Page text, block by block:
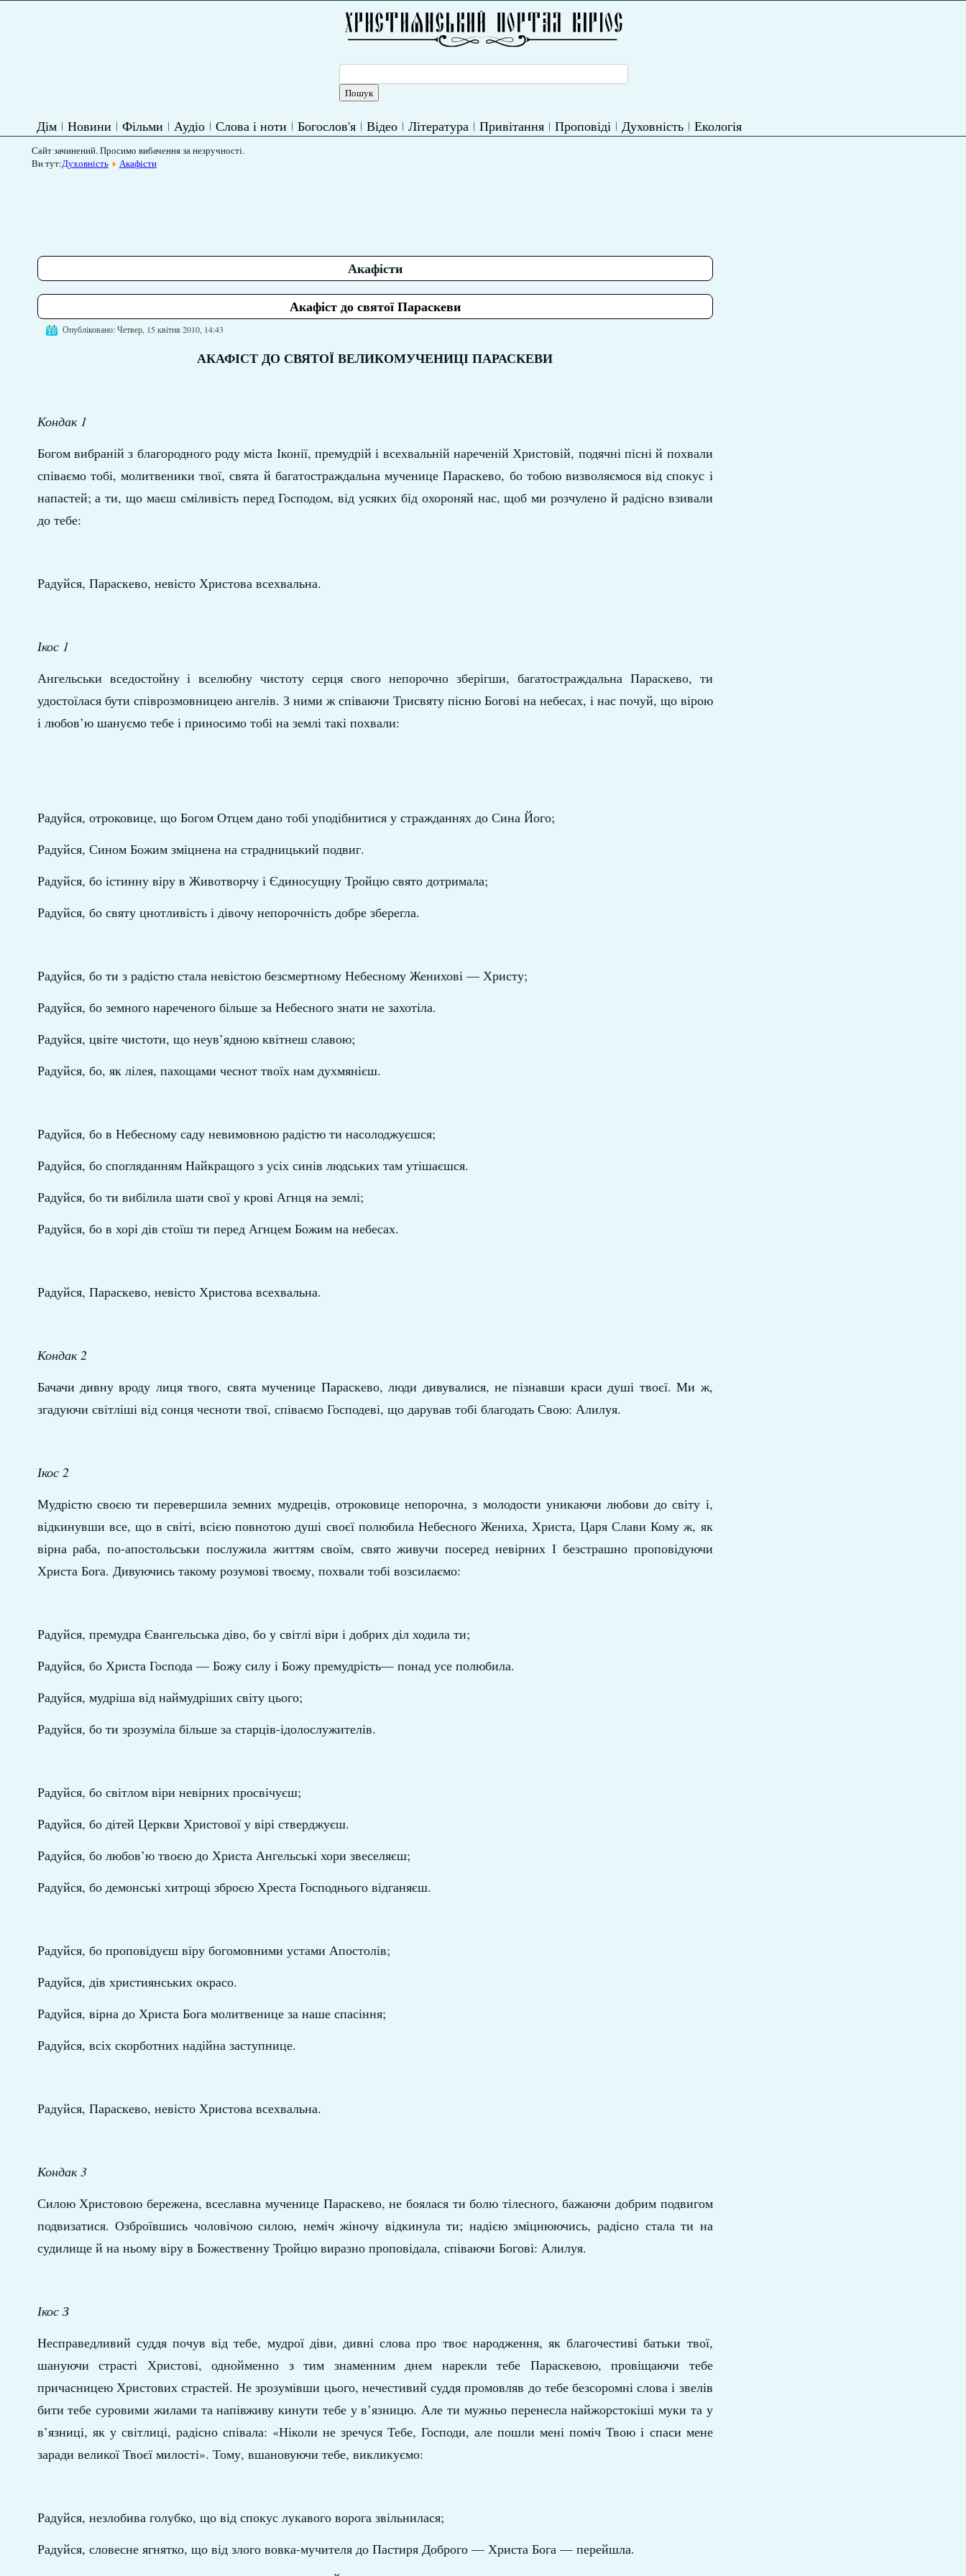
Дім Новини Фільми Аудіо Слова і ноти Богослов'я Відео Література Привітання Проповіді Духовність Екологія
Сайт зачинений. Просимо вибачення за незручності.
Ви тут:Духовність Акафісти
Акафісти
Акафіст до святої Параскеви
Опубліковано: Четвер, 15 квітня 2010, 14:43
АКАФІСТ ДО СВЯТОЇ ВЕЛИКОМУЧЕНИЦІ ПАРАСКЕВИ
Кондак 1
Богом вибраній з благородного роду міста Іконії, премудрій і всехвальній нареченій Христовій, подячні пісні й похвали
співаємо тобі, молитвеники твої, свята й багатостраждальна мученице Параскево, бо тобою визволяємося від спокус і
напастей; а ти, що маєш сміливість перед Господом, від усяких бід охороняй нас, щоб ми розчулено й радісно взивали
до тебе:
Радуйся, Параскево, невісто Христова всехвальна.
Ікос 1
Ангельськи вседостойну і вселюбну чистоту серця свого непорочно зберігши, багатостраждальна Параскево, ти
удостоїлася бути співрозмовницею ангелів. З ними ж співаючи Трисвяту пісню Богові на небесах, і нас почуй, що вірою
і любов’ю шануємо тебе і приносимо тобі на землі такі похвали:
Радуйся, отроковице, що Богом Отцем дано тобі уподібнитися у стражданнях до Сина Його;
Радуйся, Сином Божим зміцнена на страдницький подвиг.
Радуйся, бо істинну віру в Животворчу і Єдиносущну Тройцю свято дотримала;
Радуйся, бо святу цнотливість і дівочу непорочність добре зберегла.
Радуйся, бо ти з радістю стала невістою безсмертному Небесному Женихові — Христу;
Радуйся, бо земного нареченого більше за Небесного знати не захотіла.
Радуйся, цвіте чистоти, що неув’ядною квітнеш славою;
Радуйся, бо, як лілея, пахощами чеснот твоїх нам духмянієш.
Радуйся, бо в Небесному саду невимовною радістю ти насолоджуєшся;
Радуйся, бо спогляданням Найкращого з усіх синів людських там утішаєшся.
Радуйся, бо ти вибілила шати свої у крові Агнця на землі;
Радуйся, бо в хорі дів стоїш ти перед Агнцем Божим на небесах.
Радуйся, Параскево, невісто Христова всехвальна.
Кондак 2
Бачачи дивну вроду лиця твого, свята мученице Параскево, люди дивувалися, не пізнавши краси душі твоєї. Ми ж,
згадуючи світліші від сонця чесноти твої, співаємо Господеві, що дарував тобі благодать Свою: Алилуя.
Ікос 2
Мудрістю своєю ти перевершила земних мудреців, отроковице непорочна, з молодости уникаючи любови до світу і,
відкинувши все, що в світі, всією повнотою душі своєї полюбила Небесного Жениха, Христа, Царя Слави Кому ж, як
вірна раба, по-апостольськи послужила життям своїм, свято живучи посеред невірних І безстрашно проповідуючи
Христа Бога. Дивуючись такому розумові твоєму, похвали тобі возсилаємо:
Радуйся, премудра Євангельська діво, бо у світлі віри і добрих діл ходила ти;
Радуйся, бо Христа Господа — Божу силу і Божу премудрість— понад усе полюбила.
Радуйся, мудріша від наймудріших світу цього;
Радуйся, бо ти зрозуміла більше за старців-ідолослужителів.
Радуйся, бо світлом віри невірних просвічуєш;
Радуйся, бо дітей Церкви Христової у вірі стверджуєш.
Радуйся, бо любов’ю твоєю до Христа Ангельські хори звеселяєш;
Радуйся, бо демонські хитрощі зброєю Хреста Господнього відганяєш.
Радуйся, бо проповідуєш віру богомовними устами Апостолів;
Радуйся, дів християнських окрасо.
Радуйся, вірна до Христа Бога молитвенице за наше спасіння;
Радуйся, всіх скорботних надійна заступнице.
Радуйся, Параскево, невісто Христова всехвальна.
Кондак 3
Силою Христовою бережена, всеславна мученице Параскево, не боялася ти болю тілесного, бажаючи добрим подвигом
подвизатися. Озброївшись чоловічою силою, неміч жіночу відкинула ти; надією зміцнюючись, радісно стала ти на
судилище й на ньому віру в Божественну Тройцю виразно проповідала, співаючи Богові: Алилуя.
Ікос З
Несправедливий суддя почув від тебе, мудрої діви, дивні слова про твоє народження, як благочестиві батьки твої,
шануючи страсті Христові, однойменно з тим знаменним днем нарекли тебе Параскевою, провіщаючи тебе
причасницею Христових страстей. Не зрозумівши цього, нечестивий суддя промовляв до тебе безсоромні слова і звелів
бити тебе суровими жилами та напівживу кинути тебе у в’язницю. Але ти мужньо перенесла найжорстокіші муки та у
в’язниці, як у світлиці, радісно співала: «Ніколи не зречуся Тебе, Господи, але пошли мені поміч Твою і спаси мене
заради великої Твоєї милості». Тому, вшановуючи тебе, викликуємо:
Радуйся, незлобива голубко, що від спокус лукавого ворога звільнилася;
Радуйся, словесне ягнятко, що від злого вовка-мучителя до Пастиря Доброго — Христа Бога — перейшла.